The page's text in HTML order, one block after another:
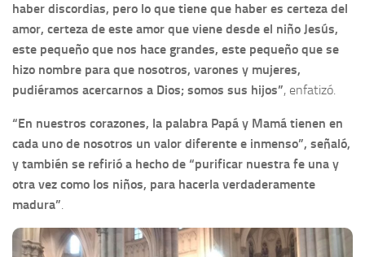
haber discordias, pero lo que tiene que haber es certeza del
amor, certeza de este amor que viene desde el niño Jesús,
este pequeño que nos hace grandes, este pequeño que se
hizo nombre para que nosotros, varones y mujeres,
pudiéramos acercarnos a Dios; somos sus hijos”, enfatizó.
“En nuestros corazones, la palabra Papá y Mamá tienen en
cada uno de nosotros un valor diferente e inmenso”, señaló,
y también se refirió a hecho de “purificar nuestra fe una y
otra vez como los niños, para hacerla verdaderamente
madura”.